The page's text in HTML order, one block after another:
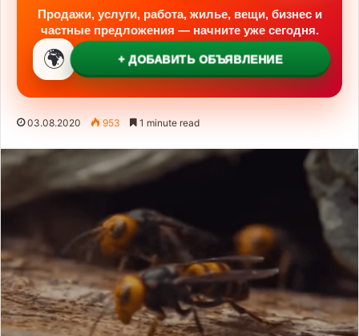
Продажи, услуги, работа, жилье, вещи, бизнес и
частные предложения — начните уже сегодня.
🌍 + ДОБАВИТЬ ОБЪЯВЛЕНИЕ
03.08.2020 953 1 minute read